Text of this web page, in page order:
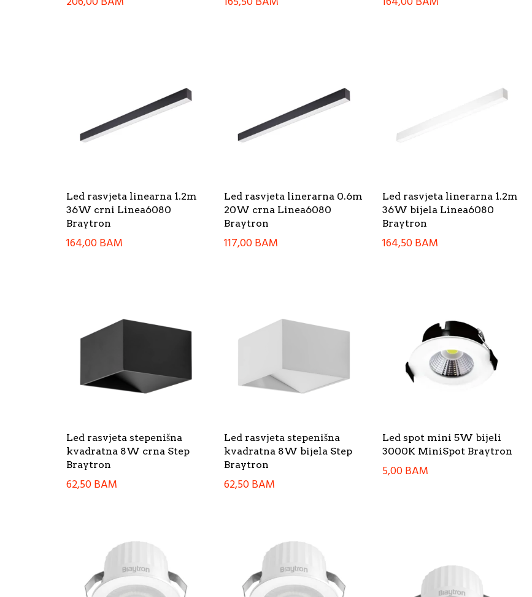
Led rasvjeta linearna 1.2m
36W crni Linea6080
Braytron
164,00BAM
Led rasvjeta linerarna 0.6m
20W crna Linea6080
Braytron
117,00BAM
Led rasvjeta linerarna 1.2m
36W bijela Linea6080
Braytron
164,50BAM
Led rasvjeta stepenišna
kvadratna 8W crna Step
Braytron
62,50BAM
Led rasvjeta stepenišna
kvadratna 8W bijela Step
Braytron
62,50BAM
Led spot mini 5W bijeli
3000K MiniSpot Braytron
5,00BAM